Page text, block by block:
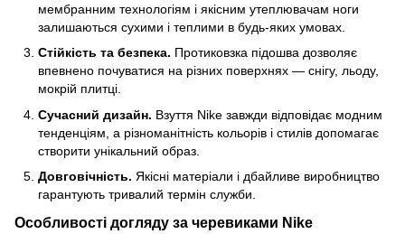
мембранним технологіям і якісним утеплювачам ноги
залишаються сухими і теплими в будь-яких умовах.
Стійкість та безпека. Протиковзка підошва дозволяє
впевнено почуватися на різних поверхнях — снігу, льоду,
мокрій плитці.
Сучасний дизайн. Взуття Nike завжди відповідає модним
тенденціям, а різноманітність кольорів і стилів допомагає
створити унікальний образ.
Довговічність. Якісні матеріали і дбайливе виробництво
гарантують тривалий термін служби.
Особливості догляду за черевиками Nike